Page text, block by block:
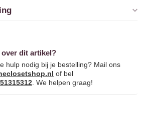
over dit artikel?
hulp nodig bij je bestelling? Mail ons
of bel
. We helpen graag!